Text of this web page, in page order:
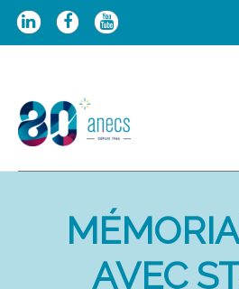
Aller
AVEC